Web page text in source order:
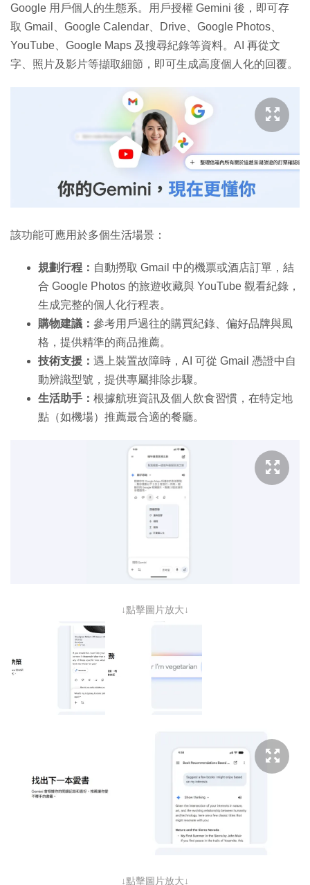
Google 用戶個人的生態系。用戶授權 Gemini 後，即可存
取 Gmail、Google Calendar、Drive、Google Photos、
YouTube、Google Maps 及搜尋紀錄等資料。AI 再從文
字、照片及影片等擷取細節，即可生成高度個人化的回覆。
該功能可應用於多個生活場景：
規劃行程： 自動撈取 Gmail 中的機票或酒店訂單，結
合 Google Photos 的旅遊收藏與 YouTube 觀看紀錄，
生成完整的個人化行程表。
購物建議： 參考用戶過往的購買紀錄、偏好品牌與風
格，提供精準的商品推薦。
技術支援： 遇上裝置故障時，AI 可從 Gmail 憑證中自
動辨識型號，提供專屬排除步驟。
生活助手： 根據航班資訊及個人飲食習慣，在特定地
點（如機場）推薦最合適的餐廳。
↓點擊圖片放大↓
↓點擊圖片放大↓